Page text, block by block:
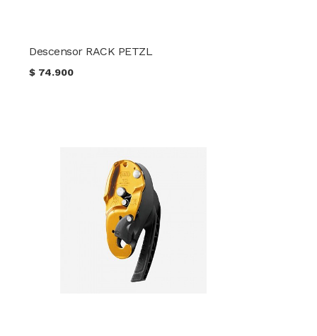
Descensor RACK PETZL
$ 74.900